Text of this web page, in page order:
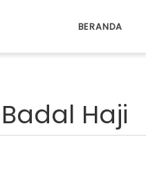
BERANDA
Haji